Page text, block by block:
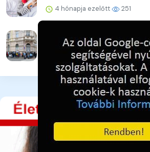
4 hónapja ezelőtt 251
Galéria / Adományra
4 hónapja ezelőtt 237